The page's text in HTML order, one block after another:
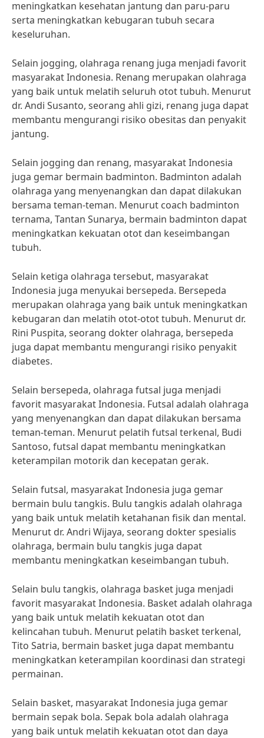
meningkatkan kesehatan jantung dan paru-paru
serta meningkatkan kebugaran tubuh secara
keseluruhan.
Selain jogging, olahraga renang juga menjadi favorit
masyarakat Indonesia. Renang merupakan olahraga
yang baik untuk melatih seluruh otot tubuh. Menurut
dr. Andi Susanto, seorang ahli gizi, renang juga dapat
membantu mengurangi risiko obesitas dan penyakit
jantung.
Selain jogging dan renang, masyarakat Indonesia
juga gemar bermain badminton. Badminton adalah
olahraga yang menyenangkan dan dapat dilakukan
bersama teman-teman. Menurut coach badminton
ternama, Tantan Sunarya, bermain badminton dapat
meningkatkan kekuatan otot dan keseimbangan
tubuh.
Selain ketiga olahraga tersebut, masyarakat
Indonesia juga menyukai bersepeda. Bersepeda
merupakan olahraga yang baik untuk meningkatkan
kebugaran dan melatih otot-otot tubuh. Menurut dr.
Rini Puspita, seorang dokter olahraga, bersepeda
juga dapat membantu mengurangi risiko penyakit
diabetes.
Selain bersepeda, olahraga futsal juga menjadi
favorit masyarakat Indonesia. Futsal adalah olahraga
yang menyenangkan dan dapat dilakukan bersama
teman-teman. Menurut pelatih futsal terkenal, Budi
Santoso, futsal dapat membantu meningkatkan
keterampilan motorik dan kecepatan gerak.
Selain futsal, masyarakat Indonesia juga gemar
bermain bulu tangkis. Bulu tangkis adalah olahraga
yang baik untuk melatih ketahanan fisik dan mental.
Menurut dr. Andri Wijaya, seorang dokter spesialis
olahraga, bermain bulu tangkis juga dapat
membantu meningkatkan keseimbangan tubuh.
Selain bulu tangkis, olahraga basket juga menjadi
favorit masyarakat Indonesia. Basket adalah olahraga
yang baik untuk melatih kekuatan otot dan
kelincahan tubuh. Menurut pelatih basket terkenal,
Tito Satria, bermain basket juga dapat membantu
meningkatkan keterampilan koordinasi dan strategi
permainan.
Selain basket, masyarakat Indonesia juga gemar
bermain sepak bola. Sepak bola adalah olahraga
yang baik untuk melatih kekuatan otot dan daya